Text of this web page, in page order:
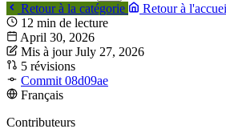
Retour à la catégorie
Retour à
12 min de lecture
April 30, 2026
Mis à jour July 27, 2026
5 révisions
Commit 08d09ae
Français
Contributeurs